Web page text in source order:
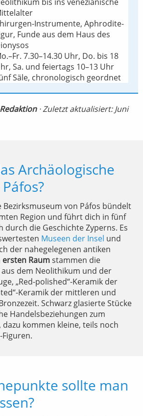
Instrumente, Aphrodite-
Funde aus dem Haus des
7.30–14.30 Uhr, Do. bis 18
Sa. und feiertags 10–13 Uhr
Säle, chronologisch geordnet
· Zuletzt aktualisiert: Juni
Archäologische
Bezirksmuseum von Páfos bündelt
Region und führt dich in fünf
durch die Geschichte Zyperns. Es
Museen der Insel und
der nahegelegenen antiken
ersten Raumstammen die
dem Neolithikum und der
„Red-polished“-Keramik der
Keramik der mittleren und
Schwarz glasierte Stücke
Handelsbeziehungen zum
dazu kommen kleine, teils noch
sollte man